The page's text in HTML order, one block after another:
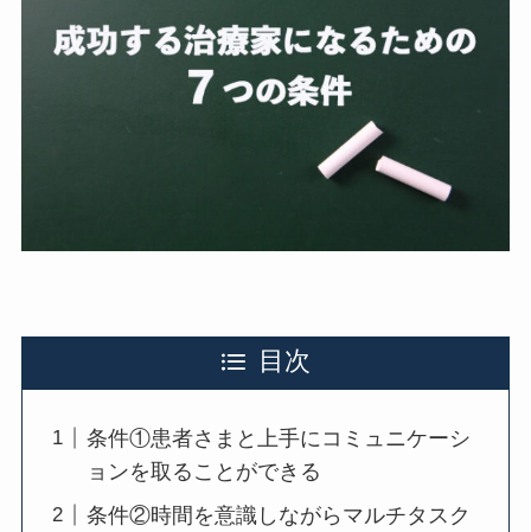
目次
条件①患者さまと上手にコミュニケーシ
ョンを取ることができる
条件②時間を意識しながらマルチタスク